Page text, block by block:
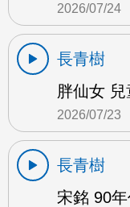
2026/07/24
長青樹
胖仙女
2026/07/23
長青樹
宋銘 90